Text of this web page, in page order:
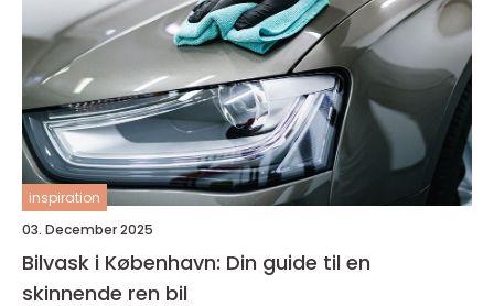
inspiration
03. December 2025
Bilvask i København: Din guide til en
skinnende ren bil